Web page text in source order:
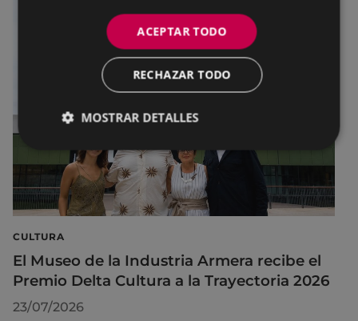
CULTURA
El Museo de la Industria Armera recibe el
Premio Delta Cultura a la Trayectoria 2026
23/07/2026
ACEPTAR TODO
RECHAZAR TODO
MOSTRAR DETALLES